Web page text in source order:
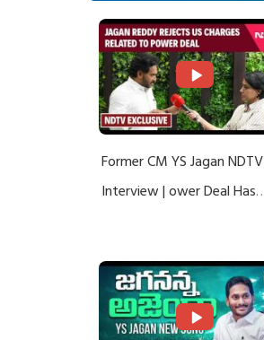
Former CM YS Jagan NDTV
Interview | ower Deal Has